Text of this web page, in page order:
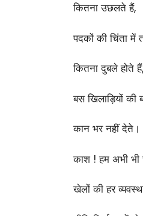
कितना उछलते हैं,
पदकों की चिंता में
कितना दुबले होते हैं,
बस खिलाड़ियों की
कान भर नहीं देते।
काश ! हम अभी
खेलों की हर